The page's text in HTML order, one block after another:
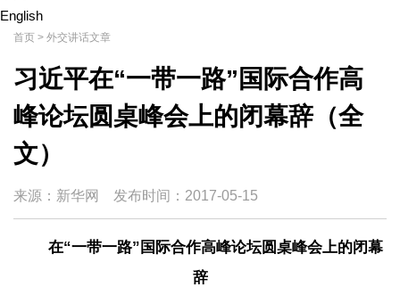
English
首页 > 外交讲话文章
习近平在“一带一路”国际合作高
峰论坛圆桌峰会上的闭幕辞（全
文）
来源：新华网 发布时间： 2017-05-15
在“一带一路”国际合作高峰论坛圆桌峰会上的闭幕
辞